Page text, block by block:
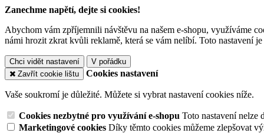
Zanechme napětí, dejte si cookies!
Abychom vám zpříjemnili návštěvu na našem e-shopu, využíváme
námi hrozit zkrat kvůli reklamě, která se vám nelíbí. Toto nastavení
Chci vidět nastavení
V pořádku
Zavřít cookie lištu
Cookies nastavení
Vaše soukromí je důležité. Můžete si vybrat nastavení cookies níže.
Cookies nezbytné pro využívání e-shopu Toto nastavení nelze
Marketingové cookies Díky těmto cookies můžeme zlepšovat